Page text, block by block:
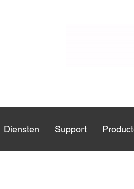
Home Diensten Support
Diensten Support